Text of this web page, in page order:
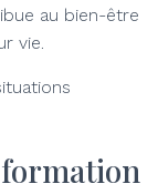
au bien-être
vie.